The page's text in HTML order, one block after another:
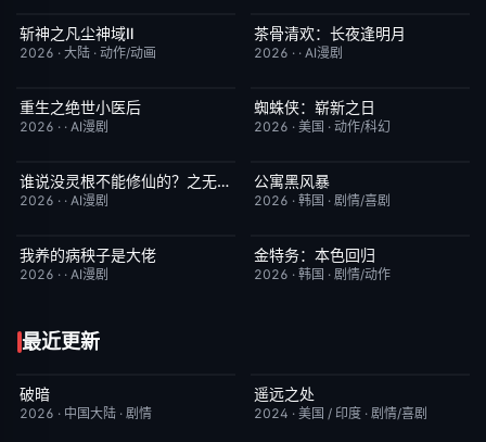
更新至第09集
斩神之凡尘神域Ⅱ
2026 · 大陆 · 动作/动画
完结
茶骨清欢：长夜逢明月
2026 · · AI漫剧
完结
重生之绝世小医后
2026 · · AI漫剧
TC中字
蜘蛛侠：崭新之日
2026 · 美国 · 动作/科幻
完结 5.0谁说没灵根不能修仙的？之无灵证道第五季
2026 · · AI漫剧
更新至第08集
公寓黑风暴
2026 · 韩国 · 剧情/喜剧
完结
我养的病秧子是大佬
2026 · · AI漫剧
已完结
金特务：本色回归
2026 · 韩国 · 剧情/动作
最近更新
今日更新
破暗
2026 · 中国大陆 · 剧情
今日更新
遥远之处
2024 · 美国 / 印度 · 剧情/喜剧